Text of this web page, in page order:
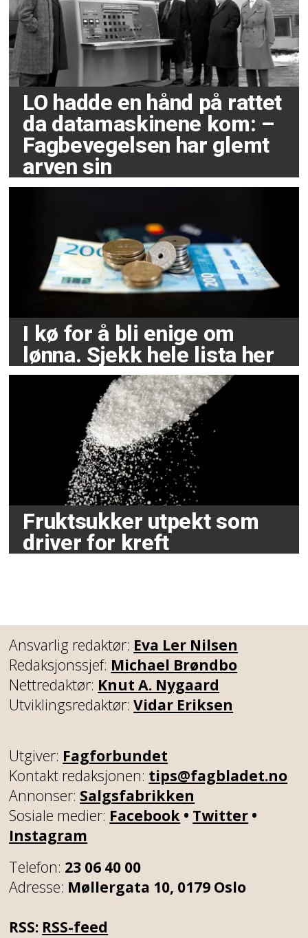
LO hadde en hånd på rattet
da datamaskinene kom: –
Fagbevegelsen har glemt
arven sin
I kø for å bli enige om
lønna. Sjekk hele lista her
Fruktsukker utpekt som
driver for kreft
Ansvarlig redaktør: Eva Ler Nilsen
Redaksjonssjef: Michael Brøndbo
Nettredaktør: Knut A. Nygaard
Utviklingsredaktør:Vidar Eriksen
Utgiver: Fagforbundet
Kontakt redaksjonen: tips@fagbladet.no
Annonser: Salgsfabrikken
Sosiale medier: Facebook • Twitter •
Instagram
Telefon: 23 06 40 00
Adresse: Møllergata 10, 0179 Oslo
RSS: RSS-feed